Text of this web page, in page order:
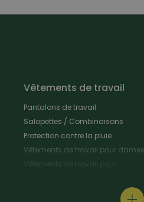
Son côté moelleux offre une
Vêtements de travail
Pantalons de travail
Salopettes / Combinaisons
Protection contre la pluie
Vêtements de travail pour dames
Vêtements de travail pour